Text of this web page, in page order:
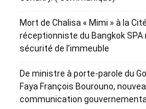
Mort de Chalisa « Mimi » à la
réceptionniste du Bangkok
sécurité de l’immeuble
De ministre à porte-parole du
Faya François Bourouno,
communication